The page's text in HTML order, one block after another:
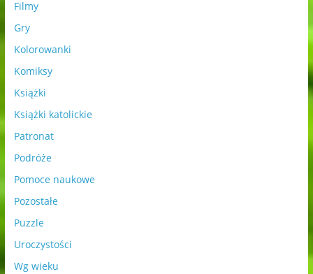
Filmy
Gry
Kolorowanki
Komiksy
Książki
Książki katolickie
Patronat
Podróże
Pomoce naukowe
Pozostałe
Puzzle
Uroczystości
Wg wieku